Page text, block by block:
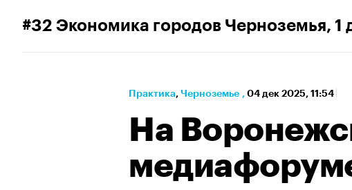
#32 Экономика городов Черноземья, 1
Практика⁠, Черноземье , 04 дек 2025, 11:54
На